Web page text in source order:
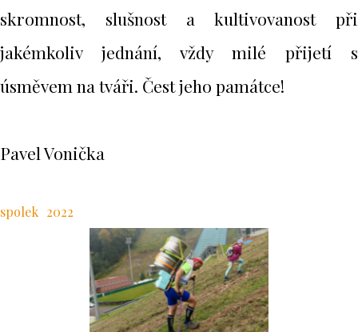
skromnost, slušnost a kultivovanost při
jakémkoliv jednání, vždy milé přijetí s
úsměvem na tváři. Čest jeho památce!
Pavel Vonička
spolek 2022